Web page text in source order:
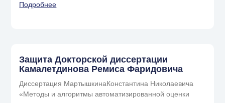
Подробнее
Защита Докторской диссертации
Камалетдинова Ремиса Фаридовича
Диссертация МартышкинаКонстантина Николаевича
«Методы и алгоритмы автоматизированной оценки